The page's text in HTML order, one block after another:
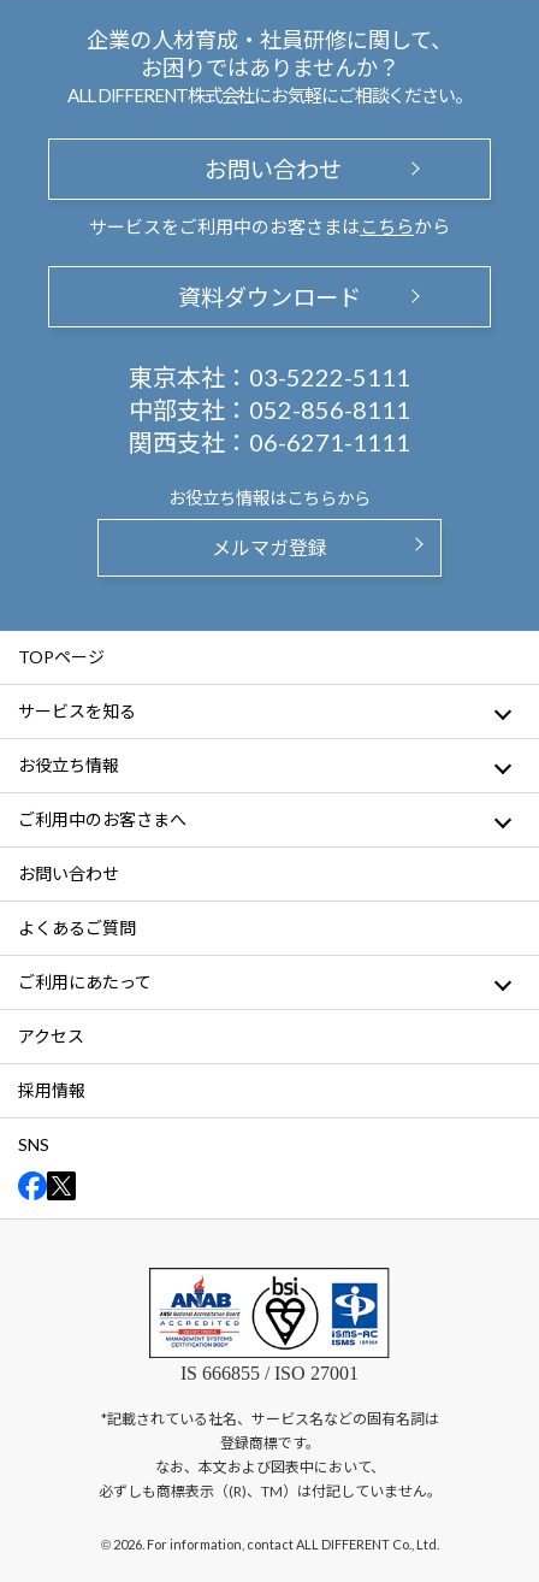
企業の人材育成・社員研修に関して、
お困りではありませんか？
ALL DIFFERENT株式会社にお気軽にご相談ください。
お問い合わせ
サービスをご利用中のお客さまは こちらから
資料ダウンロード
東京本社： 03-5222-5111
中部支社： 052-856-8111
関西支社： 06-6271-1111
お役立ち情報はこちらから
メルマガ登録
TOPページ
サービスを知る
お役立ち情報
ご利用中のお客さまへ
お問い合わせ
よくあるご質問
ご利用にあたって
アクセス
採用情報
SNS
IS 666855 / ISO 27001
*記載されている社名、サービス名などの固有名詞は
登録商標です。
なお、本文および図表中において、
必ずしも商標表示（(R)、TM）は付記していません。
©2026. For information, contact ALL DIFFERENT Co., Ltd.